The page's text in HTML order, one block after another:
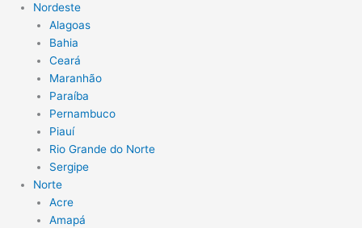
Nordeste
Alagoas
Bahia
Ceará
Maranhão
Paraíba
Pernambuco
Piauí
Rio Grande do Norte
Sergipe
Norte
Acre
Amapá